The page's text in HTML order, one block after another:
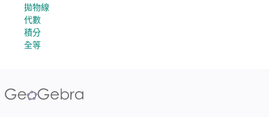
拋物線
代數
積分
全等